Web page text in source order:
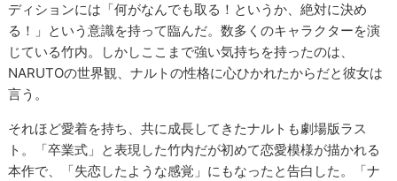
ディションには「何がなんでも取る！というか、絶対に決め
る！」という意識を持って臨んだ。数多くのキャラクターを演
じている竹内。しかしここまで強い気持ちを持ったのは、
NARUTOの世界観、ナルトの性格に心ひかれたからだと彼女は
言う。
それほど愛着を持ち、共に成長してきたナルトも劇場版ラス
ト。「卒業式」と表現した竹内だが初めて恋愛模様が描かれる
本作で、「失恋したような感覚」にもなったと告白した。「ナ